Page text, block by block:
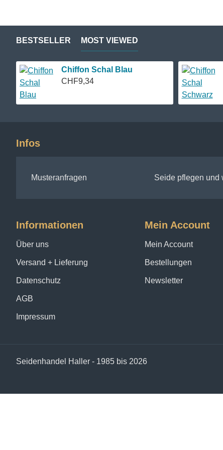
BESTSELLER MOST VIEWED
Chiffon Schal Blau
CHF9,34
Infos
Musteranfragen Seide pflegen und
Informationen
Über uns
Versand + Lieferung
Datenschutz
AGB
Impressum
Mein Account
Mein Account
Bestellungen
Newsletter
Seidenhandel Haller - 1985 bis 2026